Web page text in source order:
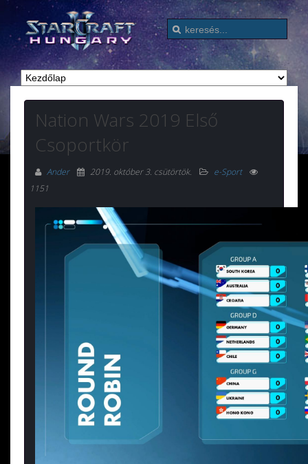
Nation Wars 2019 Első
Csoportkör
Ander 2019. október 3. csütörtök.
e-Sport
1151